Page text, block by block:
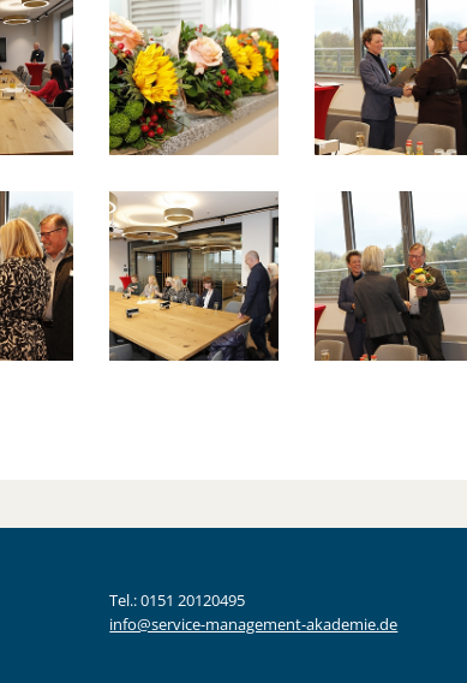
Tel.: 0151 20120495
info@service-management-akademie.de